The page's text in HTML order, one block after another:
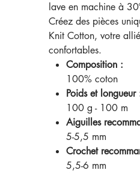
lave en machine à
Créez des pièces
Knit Cotton, votre
confortables.
Composition :
100% coton
Poids et longueur
100 g - 100 m
Aiguilles
5-5,5 mm
Crochet
5,5-6 mm